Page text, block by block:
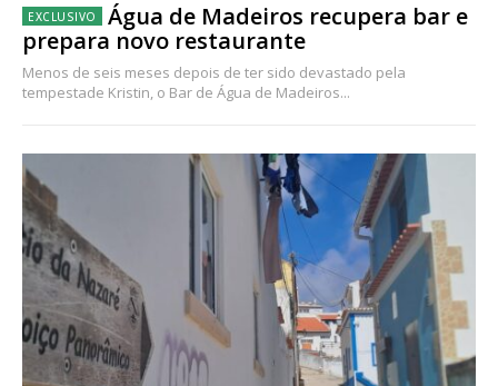
Água de Madeiros recupera bar e
prepara novo restaurante
Menos de seis meses depois de ter sido devastado pela
tempestade Kristin, o Bar de Água de Madeiros...